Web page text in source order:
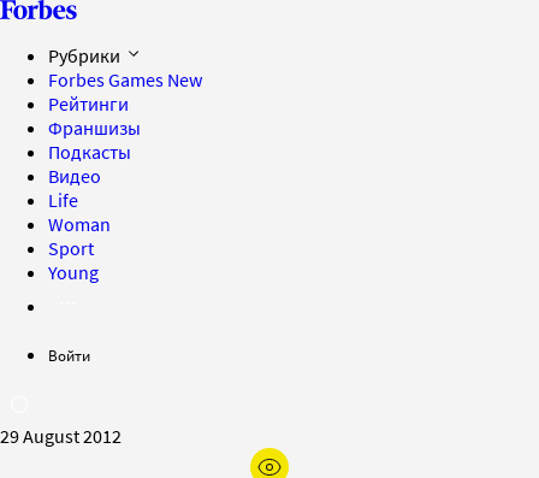
Рубрики
Forbes Games New
Рейтинги
Франшизы
Подкасты
Видео
Life
Woman
Sport
Young
Войти
29 August 2012